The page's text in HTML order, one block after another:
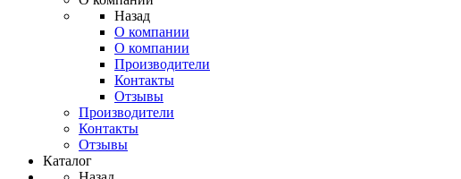
Назад
О компании
О компании
Производители
Контакты
Отзывы
Производители
Контакты
Отзывы
Каталог